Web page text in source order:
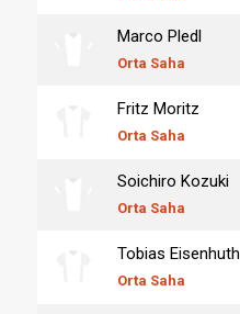
Marco Pledl
Orta Saha
Fritz Moritz
Orta Saha
Soichiro Kozuki
Orta Saha
Tobias Eisenhuth
Orta Saha